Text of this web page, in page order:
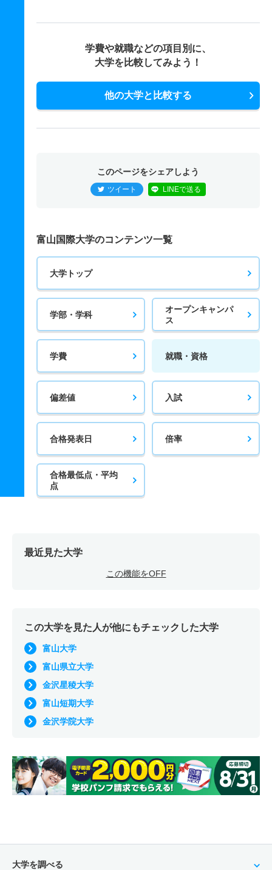
学費や就職などの項目別に、
大学を比較してみよう！
他の大学と比較する
このページをシェアしよう
ツイート LINEで送る
富山国際大学のコンテンツ一覧
大学トップ
学部・学科
オープンキャンパ
ス
学費 就職・資格
偏差値 入試
合格発表日 倍率
合格最低点・平均
点
最近見た大学
この機能をOFF
この大学を見た人が他にもチェックした大学
富山大学
富山県立大学
金沢星稜大学
富山短期大学
金沢学院大学
大学を調べる